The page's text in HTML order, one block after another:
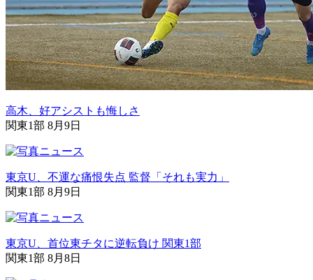
高木、好アシストも悔しさ
関東1部 8月9日
東京U、不運な痛恨失点 監督「それも実力」
関東1部 8月9日
東京U、首位東チタに逆転負け 関東1部
関東1部 8月8日